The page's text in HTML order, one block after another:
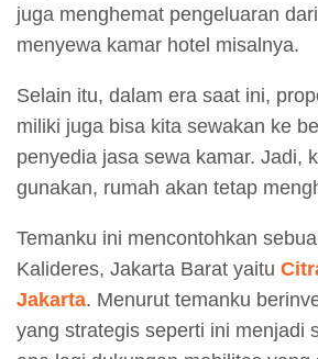
juga menghemat pengeluaran
menyewa kamar hotel misalnya.
Selain itu, dalam era saat ini,
miliki juga bisa kita sewakan ke
penyedia jasa sewa kamar. Jadi,
gunakan, rumah akan tetap
Temanku ini mencontohkan
Kalideres, Jakarta Barat yaitu
Jakarta. Menurut temanku
yang strategis seperti ini menjadi